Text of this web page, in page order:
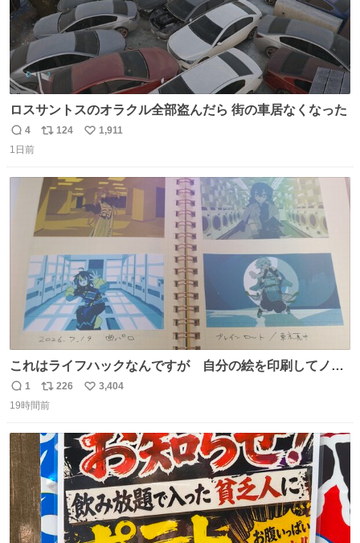
ロスサントスのオラクル全部盗んだら 街の車居なくなった
返
信
4
リ
ト
数
124
い
数
1,911
1日前
これはライフハックなんですが 自分の絵を印刷してノー
トに貼って日付とキャプションを一言添えると 結構健康に
いいです。
返
信
1
リ
ポ
ト
数
226
い
数
3,404
19時間前